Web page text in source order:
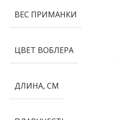
ВЕС ПРИМАНКИ
ЦВЕТ ВОБЛЕРА
ДЛИНА, СМ